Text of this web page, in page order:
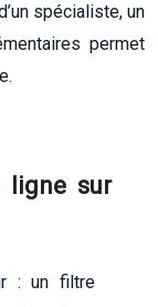
spécialiste, un
permet
ligne sur
: un filtre